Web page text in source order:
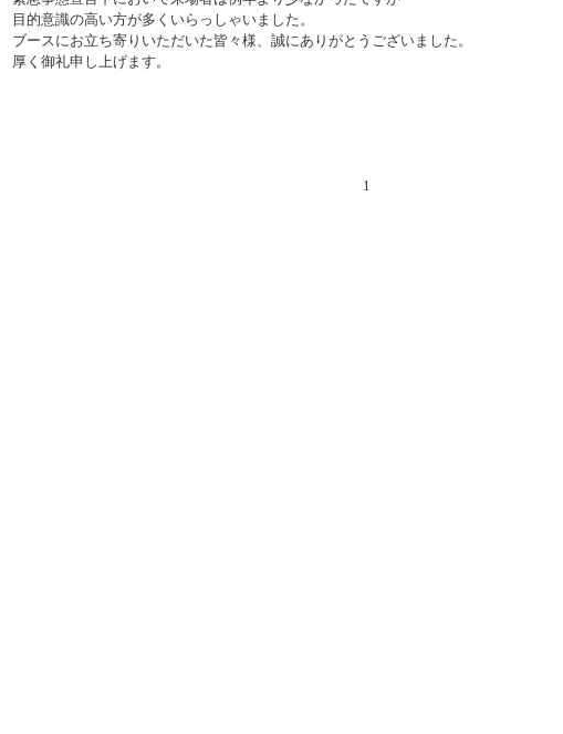
目的意識の高い方が多くいらっしゃいました。
ブースにお立ち寄りいただいた皆々様、誠にありがとうございました。
厚く御礼申し上げます。
1